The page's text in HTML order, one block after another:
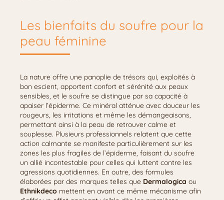
Les bienfaits du soufre pour la
peau féminine
La nature offre une panoplie de trésors qui, exploités à
bon escient, apportent confort et sérénité aux peaux
sensibles, et le soufre se distingue par sa capacité à
apaiser l’épiderme. Ce minéral atténue avec douceur les
rougeurs, les irritations et même les démangeaisons,
permettant ainsi à la peau de retrouver calme et
souplesse. Plusieurs professionnels relatent que cette
action calmante se manifeste particulièrement sur les
zones les plus fragiles de l’épiderme, faisant du soufre
un allié incontestable pour celles qui luttent contre les
agressions quotidiennes. En outre, des formules
élaborées par des marques telles que Dermalogica ou
Ethnikdeco mettent en avant ce même mécanisme afin